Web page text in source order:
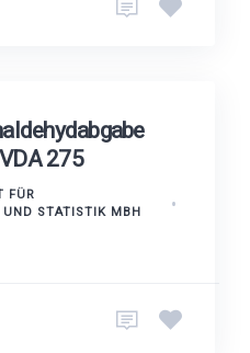
275
FÜR
STATISTIK MBH